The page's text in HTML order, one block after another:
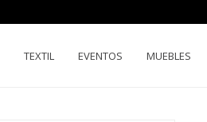
TEXTIL EVENTOS MUEBLES